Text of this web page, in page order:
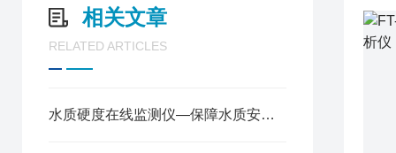
相关文章
RELATED ARTICLES
水质硬度在线监测仪—保障水质安全、优化水资源管理@2024风途推送